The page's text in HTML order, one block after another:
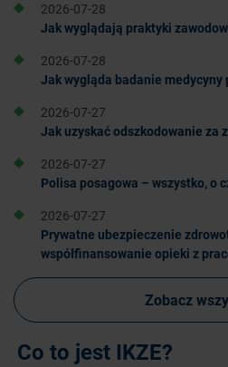
2026-07-28
Jak wyglądają praktyki
2026-07-28
Jak wygląda badanie medycyny
2026-07-27
Jak uzyskać odszkodowanie za
2026-07-27
Polisa posagowa – wszystko, o
2026-07-27
Prywatne ubezpieczenie
współfinansowanie opieki z
Zobacz
Co to jest IKZE?